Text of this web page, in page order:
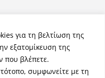
για τη βελτίωση της
εξατομίκευση της
που βλέπετε.
συμφωνείτε με τη
NemeaPress. Τα πνευματικά